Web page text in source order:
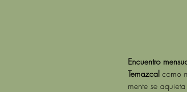
Encuentro
Temazcal como
mente se